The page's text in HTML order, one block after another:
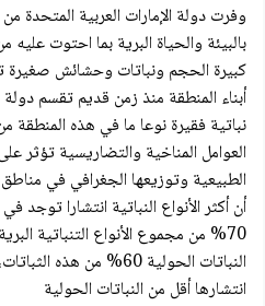
وفرت دولة الإمارات العربية المتحدة
بالبيئة والحياة البرية بما احتوت
كبيرة الحجم ونباتات وحشائش صغيرة
أبناء المنطقة منذ زمن قديم تقسم دولة
نباتية فقيرة نوعا ما في هذه المنطقة
العوامل المناخية والتضاريسية تؤثر
الطبيعية وتوزيعها الجغرافي في
أن أكثر الأنواع النباتية انتشارا
70% من مجموع الأنواع التنباتية
النباتات الحولية 60% من
انتشارها أقل من النباتات الحولية